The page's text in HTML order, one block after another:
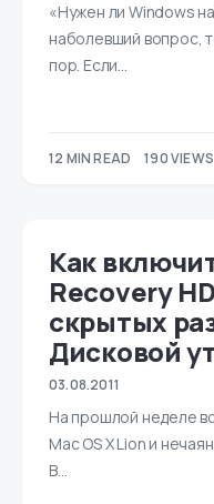
«Нужен ли Windows
наболевший вопрос,
пор. Если…
12 MIN READ 190 VIEWS
Как
Recovery
скрытых
Дисковой
03.08.2011
На прошлой неделе
Mac OS X Lion и
В…